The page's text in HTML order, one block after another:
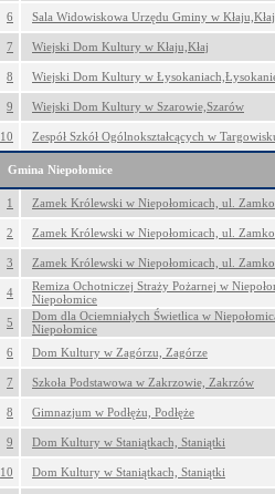
6 Sala Widowiskowa Urzędu Gminy w Kłaju,Kłaj
7 Wiejski Dom Kultury w Kłaju,Kłaj
8 Wiejski Dom Kultury w
9 Wiejski Dom Kultury w Szarowie,Szarów
10 Zespół Szkół Ogólnokształcących w
Gmina Niepołomice
1 Zamek Królewski w Niepołomicach, ul.
2 Zamek Królewski w Niepołomicach, ul.
3 Zamek Królewski w Niepołomicach, ul.
4
Remiza Ochotniczej Straży Pożarnej w
Niepołomice
5
Dom dla Ociemniałych Świetlica w
Niepołomice
6
Dom Kultury w Zagórzu, Zagórze
7 Szkoła Podstawowa w Zakrzowie, Zakrzów
8 Gimnazjum w Podłężu, Podłęże
9 Dom Kultury w Staniątkach, Staniątki
10 Dom Kultury w Staniątkach, Staniątki